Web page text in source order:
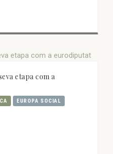
etapa com a
EUROPA SOCIAL